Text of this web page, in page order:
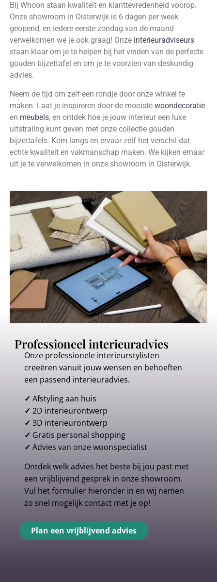
Bij Whoon staan kwaliteit en klanttevredenheid voorop.
Onze showroom in Oisterwijk is 6 dagen per week
geopend, en iedere eerste zondag van de maand
verwelkomen we je ook graag! Onze interieuradviseurs
staan klaar om je te helpen bij het vinden van de perfecte
gouden bijzettafel en om je te voorzien van deskundig
advies.
Neem de tijd om zelf een rondje door onze winkel te
maken. Laat je inspireren door de mooiste woondecoratie
en meubels, en ontdek hoe je jouw interieur een luxe
uitstraling kunt geven met onze collectie gouden
bijzettafels. Kom langs en ervaar zelf het verschil dat
echte kwaliteit en vakmanschap maken. We kijken ernaar
uit je te verwelkomen in onze showroom in Oisterwijk.
Professioneel interieuradvies
Onze professionele interieurstylisten
creeëren vanuit jouw wensen en behoeften
een passend interieuradvies.
✓ Afstyling aan huis
✓ 2D interieurontwerp
✓ 3D interieurontwerp
✓ Gratis personal shopping
✓ Advies van onze woonspecialist
Ontdek welk advies het beste bij jou past met
een vrijblijvend gesprek in onze showroom.
Vul het formulier hieronder in en wij nemen
zo snel mogelijk contact met je op!
Plan een vrijblijvend advies